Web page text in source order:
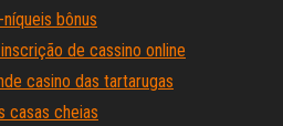
bônus
de cassino online
casino das tartarugas
casas cheias